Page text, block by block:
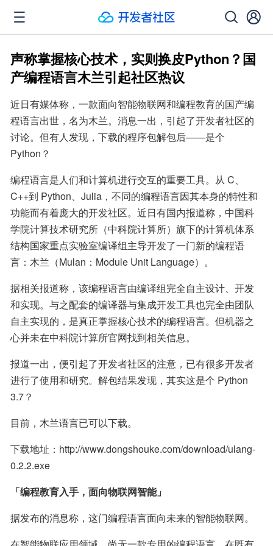
声称掌握核心技术，实则换皮Python？国
产编程语言木兰引起社区热议
近日有媒体称，一款面向智能物联网和编程教育的国产编
程语言出世，名为木兰。消息一出，引起了开发者社区的
讨论。但有人发现，下载的程序包解包后——是个
Python？
编程语言是人们和计算机进行交互的重要工具。从 C、
C++到 Python、Julia，不同的编程语言因其本身的特性和
功能而有着庞大的开发社区。近日有国内报道称，中国科
学院计算技术研究所（中科院计算所）旗下的计算机体系
结构国家重点实验室编译组主导开发了一门新的编程语
言：木兰（Mulan：Module Unit Language）。
据相关报道称，该编程语言由编译组完全自主设计、开发
和实现。与之配套的编译器与集成开发工具也完全由团队
自主实现的，是真正掌握核心技术的编程语言。但机器之
心并未在中科院计算所官网找到相关信息。
报道一出，便引起了开发者社区的注意，已有很多开发者
进行了使用和研究。解包结果发现，其实这是个 Python
3.7？
目前，木兰语言已可以下载。
下载地址：http://www.dongshouke.com/download/ulang-
0.2.2.exe
「编程教育入手，面向物联网智能」
据发布的消息称，这门编程语言面向未来的智能物联网。